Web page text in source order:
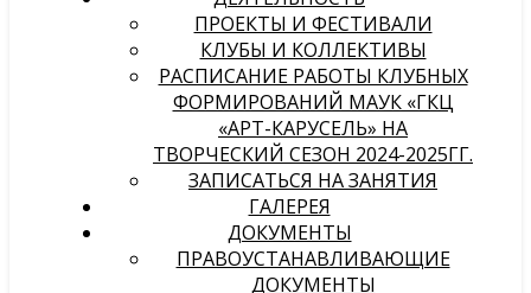
ПРОЕКТЫ И ФЕСТИВАЛИ
КЛУБЫ И КОЛЛЕКТИВЫ
РАСПИСАНИЕ РАБОТЫ КЛУБНЫХ
ФОРМИРОВАНИЙ МАУК «ГКЦ
«АРТ-КАРУСЕЛЬ» НА
ТВОРЧЕСКИЙ СЕЗОН 2024-2025ГГ.
ЗАПИСАТЬСЯ НА ЗАНЯТИЯ
ГАЛЕРЕЯ
ДОКУМЕНТЫ
ПРАВОУСТАНАВЛИВАЮЩИЕ
ДОКУМЕНТЫ